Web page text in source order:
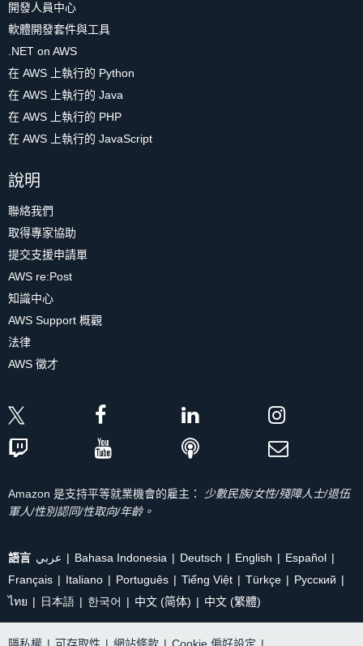
開發人員中心
軟體開發套件與工具
.NET on AWS
在 AWS 上執行的 Python
在 AWS 上執行的 Java
在 AWS 上執行的 PHP
在 AWS 上執行的 JavaScript
說明
聯絡我們
取得專家協助
提交支援申請單
AWS re:Post
知識中心
AWS Support 概觀
法律
AWS 徵才
Amazon 是支持平等就業機會的雇主：
少數民族/女性/殘障人士/退伍
軍人/性別認同/性取向/年齡。
語言 عربي Bahasa Indonesia Deutsch English
Español
Français
Italiano Português Tiếng Việt Türkçe
Ρусский
ไทย
日本語 한국어 中文 (简体) 中文 (繁體)